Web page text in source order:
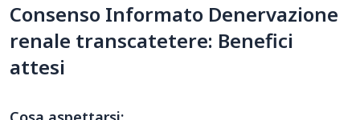
Consenso Informato Denervazione
renale transcatetere: Benefici
attesi